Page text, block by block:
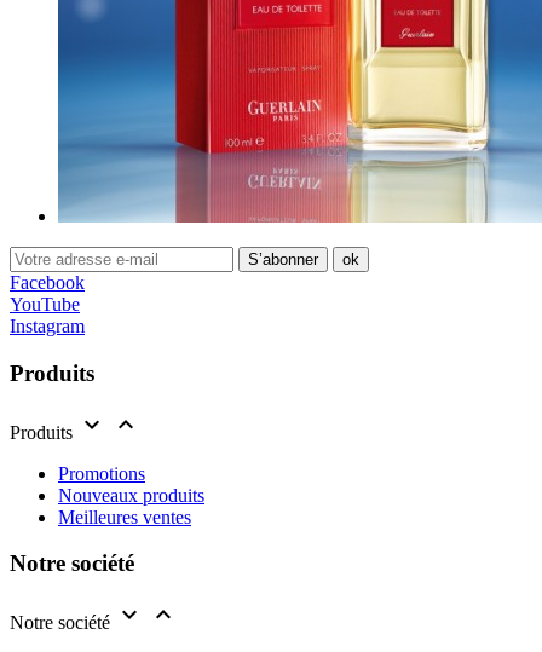
Facebook
YouTube
Instagram
Produits
Produits  
Promotions
Nouveaux produits
Meilleures ventes
Notre société
Notre société  